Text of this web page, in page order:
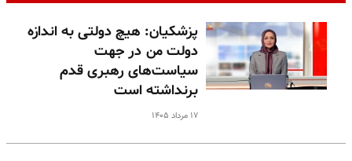
پزشکیان: هیچ دولتی به اندازه
دولت من در جهت
سیاست‌های رهبری قدم
برنداشته است
۱۷ مرداد ۱۴۰۵